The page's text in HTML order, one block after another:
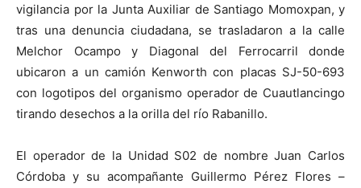
vigilancia por la Junta Auxiliar de Santiago Momoxpan, y
tras una denuncia ciudadana, se trasladaron a la calle
Melchor Ocampo y Diagonal del Ferrocarril donde
ubicaron a un camión Kenworth con placas SJ-50-693
con logotipos del organismo operador de Cuautlancingo
tirando desechos a la orilla del río Rabanillo.
El operador de la Unidad S02 de nombre Juan Carlos
Córdoba y su acompañante Guillermo Pérez Flores –